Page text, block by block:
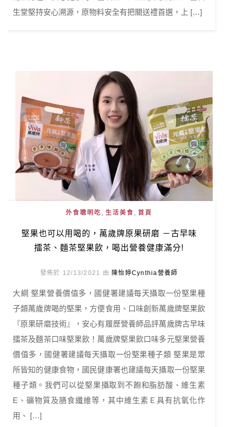
生堂堅持安心溯源，原物料安全有把關送禮首選，上 […]
外食聰明吃 生活美食 首頁
堅果也可以用喝的，萬歲牌原果研磨 －古早味
擂茶、麵茶堅果飲，喝出營養健康滿分!
發佈於 12/13/2021 由 陳怡婷Cynthia營養師
大綱 堅果營養價值多，國健署建議每天攝取一份堅果種
子類萬歲牌喝的堅果，方便食用、口味創新萬歲牌堅果飲
『原果研磨技術』，安心有履歷營養師品評萬歲牌古早味
擂茶及麵茶口味堅果飲！萬歲牌堅果飲口味多元堅果營養
價值多，國健署建議每天攝取一份堅果種子類 堅果是眾
所皆知的健康食物，國民健康署也建議每天攝取一份堅果
種子類。我們可以從堅果攝取到不飽和脂肪酸、維生素
E、礦物質及膳食纖維等，其中維生素Ｅ具有抗氧化作
用、 […]